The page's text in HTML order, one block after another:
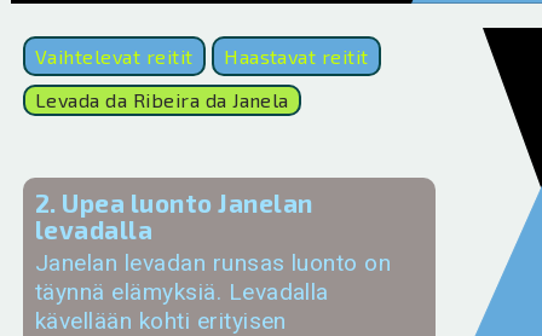
Vaihtelevat reitit
Haastavat reitit
Levada da Ribeira da Janela
2. Upea luonto Janelan
levadalla
Janelan levadan runsas luonto on
täynnä elämyksiä. Levadalla
kävellään kohti erityisen